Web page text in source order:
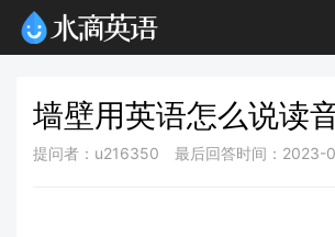
墙壁用英语怎么说读
提问者：u216350 最后回答时间：2023-